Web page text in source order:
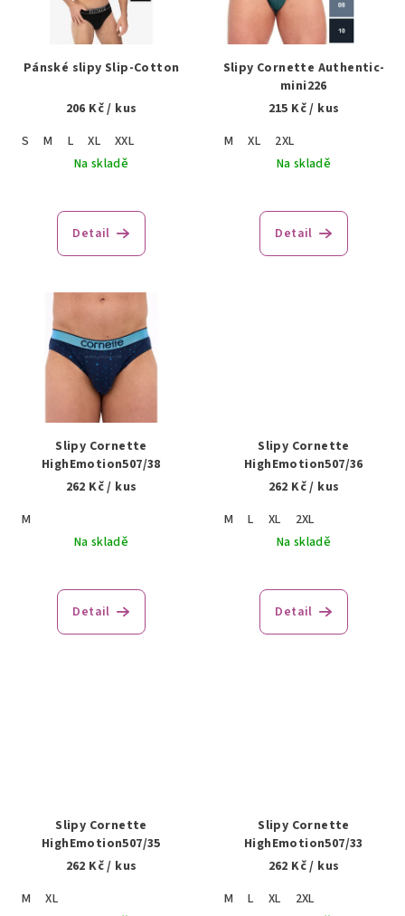
Pánské slipy Slip-Cotton
206 Kč/ kus
S
M L XL
XXL
Na skladě
Detail
Slipy Cornette Authentic-
mini226
215 Kč/ kus
M
XL
2XL
Na skladě
Detail
Slipy Cornette
HighEmotion507/38
262 Kč/ kus
M
Na skladě
Detail
Slipy Cornette
HighEmotion507/36
262 Kč/ kus
M
L XL
2XL
Na skladě
Detail
Slipy Cornette
HighEmotion507/35
262 Kč/ kus
M
XL
Slipy Cornette
HighEmotion507/33
262 Kč/ kus
M
L XL
2XL